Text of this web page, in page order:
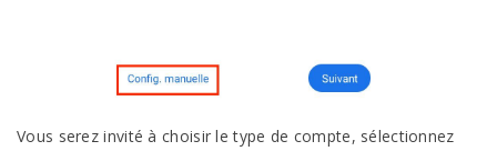
Vous serez invité à choisir le type de compte, sélectionnez